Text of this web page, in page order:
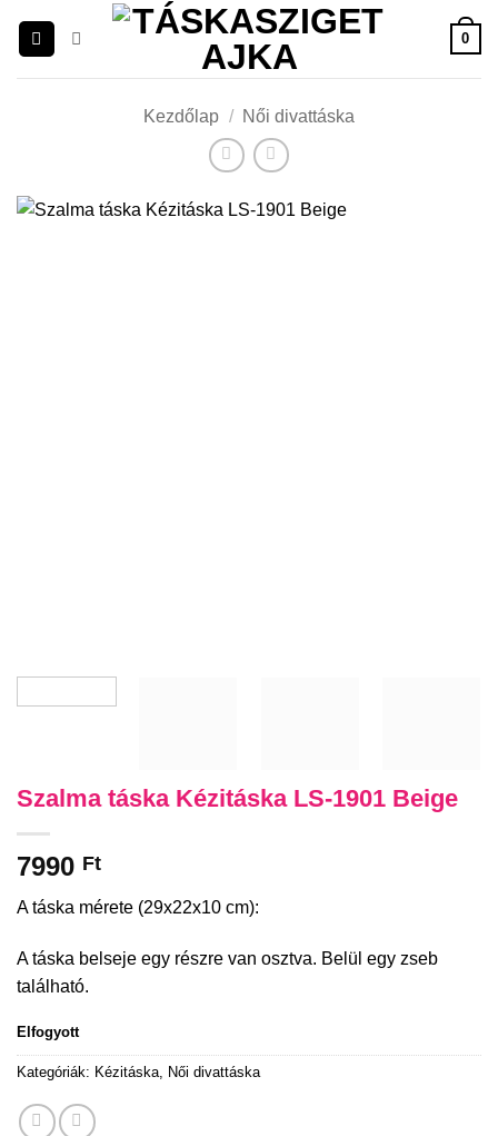
0
Kezdőlap / Női divattáska
Szalma táska Kézitáska LS-1901 Beige
7990 Ft
A táska mérete (29x22x10 cm):
A táska belseje egy részre van osztva. Belül egy zseb
található.
Elfogyott
Kategóriák: Kézitáska, Női divattáska